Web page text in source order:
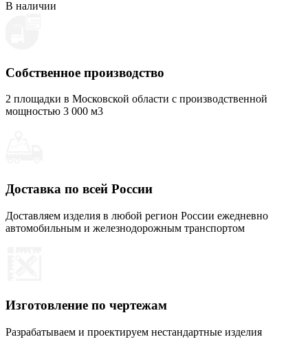
В наличии
Собственное производство
2 площадки в Московской области с производственной
мощностью 3 000 м3
Доставка по всей России
Доставляем изделия в любой регион России ежедневно
автомобильным и железнодорожным транспортом
Изготовление по чертежам
Разрабатываем и проектируем нестандартные изделия